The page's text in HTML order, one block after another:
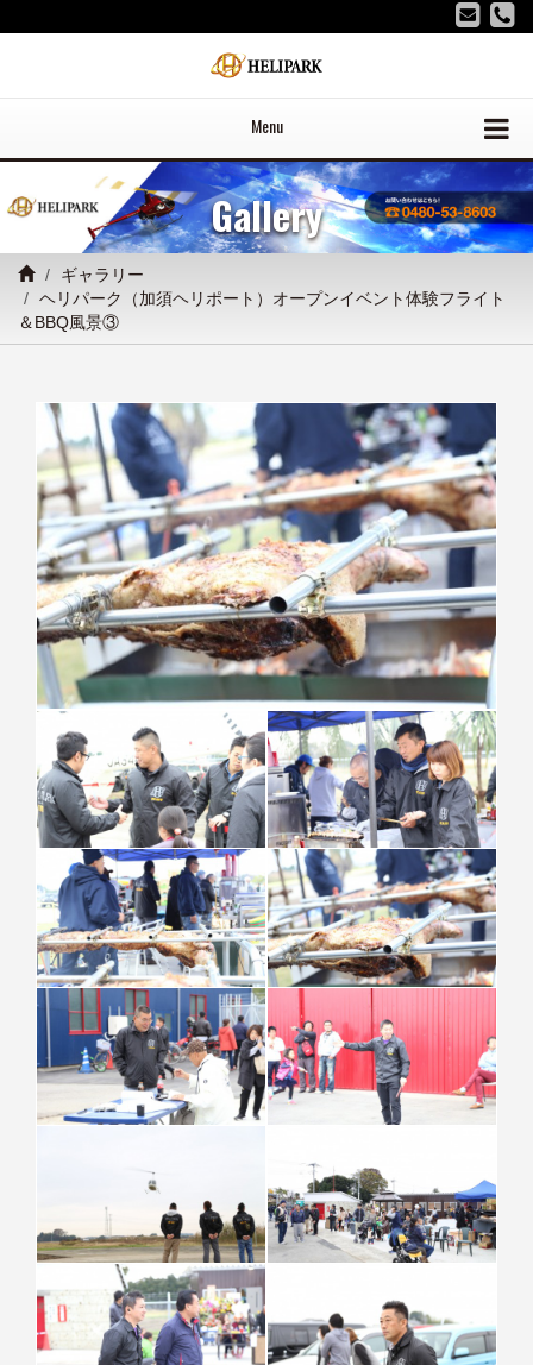
Menu
Gallery
ギャラリー
ヘリパーク（加須ヘリポート）オープンイベント体験フライト
＆BBQ風景③